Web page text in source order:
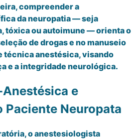
compreender a
da neuropatia — seja
tóxica ou autoimune — orienta o
de drogas e no manuseio
técnica anestésica, visando
e a integridade neurológica.
e
Paciente Neuropata
o anestesiologista